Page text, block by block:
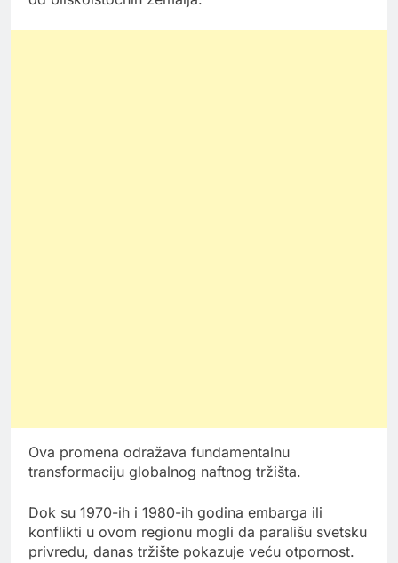
Ova promena odražava fundamentalnu
transformaciju globalnog naftnog tržišta.
Dok su 1970-ih i 1980-ih godina embarga ili
konflikti u ovom regionu mogli da parališu svetsku
privredu, danas tržište pokazuje veću otpornost.